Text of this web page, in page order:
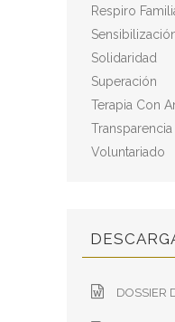
Respiro
Solidaridad
Superación
Terapia Con
Transparencia
Voluntariado
DOSSIER